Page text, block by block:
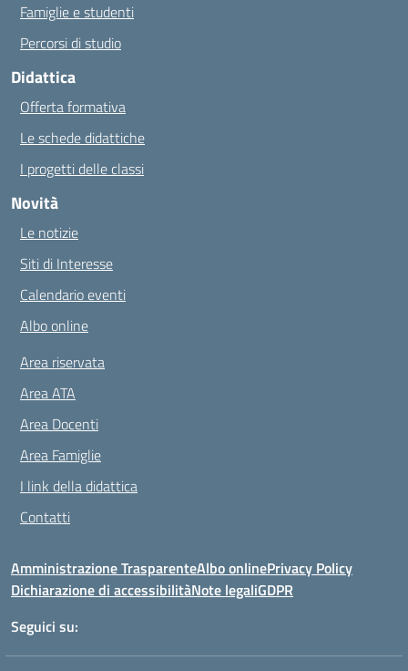
Famiglie e studenti
Percorsi di studio
Didattica
Offerta formativa
Le schede didattiche
I progetti delle classi
Novità
Le notizie
Siti di Interesse
Calendario eventi
Albo online
Area riservata
Area ATA
Area Docenti
Area Famiglie
I link della didattica
Contatti
Amministrazione TrasparenteAlbo onlinePrivacy Policy
Dichiarazione di accessibilitàNote legaliGDPR
Seguici su: